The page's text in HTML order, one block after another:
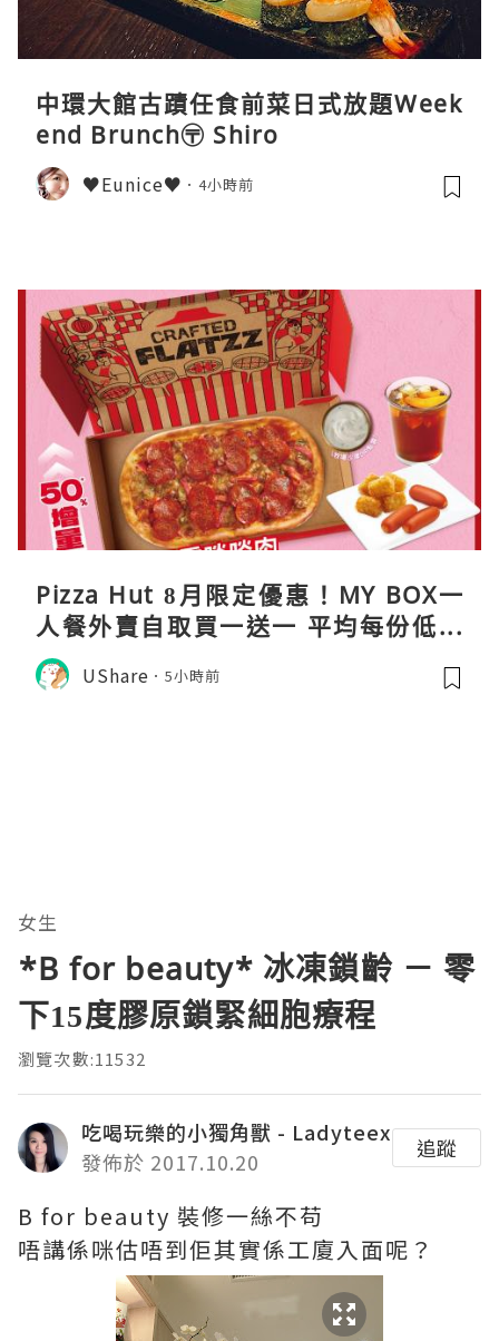
中環大館古蹟任食前菜日式放題Week
end Brunch〶 Shiro
♥Eunice♥ 4小時前
Pizza Hut 8月限定優惠！MY BOX一
人餐外賣自取買一送一 平均每份低至
$31
UShare 5小時前
女生
*B for beauty* 冰凍鎖齡 － 零
下15度膠原鎖緊細胞療程
瀏覽次數:11532
吃喝玩樂的小獨角獸 - Ladyteex
發佈於 2017.10.20
追蹤
B for beauty 裝修一絲不苟
唔講係咪估唔到佢其實係工廈入面呢？